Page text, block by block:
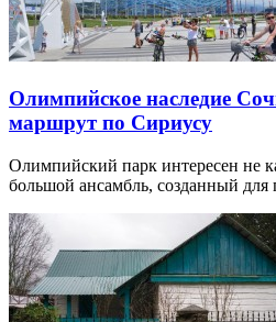
Олимпийское наследие
маршрут по Сириусу
Олимпийский парк интересен не
большой ансамбль, созданный для